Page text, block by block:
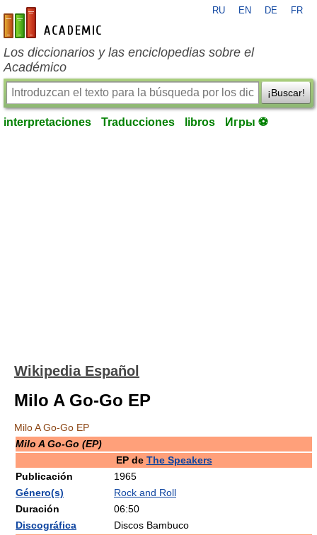
es-academic.com
RU EN DE FR
Los diccionarios y las enciclopedias sobre el
Académico
¡Buscar!
interpretaciones Traducciones libros Игры ⚽
Wikipedia Español
Milo A Go-Go EP
Milo A Go-Go EP
Milo A Go-Go (EP)
EP de The Speakers
Publicación
1965
Género(s)
Rock and Roll
Duración
06:50
Discográfica
Discos Bambuco